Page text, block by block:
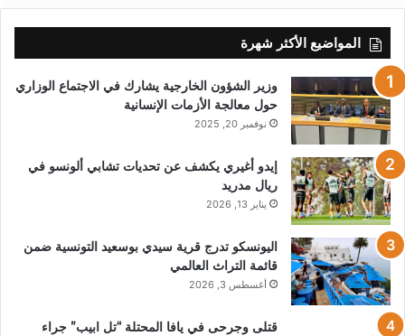
المواضيع الأكثر شهرة
وزير الشؤون الخارجية يشارك في الاجتماع الوزاري
حول معالجة الأزمات الإنسانية
نوفمبر 20, 2025
إيدو أغيري يكشف عن تحديات تشابي ألونسو في
ريال مدريد
يناير 13, 2026
اليونسكو تدرج قرية سيدي بوسعيد التونسية ضمن
قائمة التراث العالمي
أغسطس 3, 2026
قتلى وجرحى في يافا المحتلة “تل ابيب” جراء